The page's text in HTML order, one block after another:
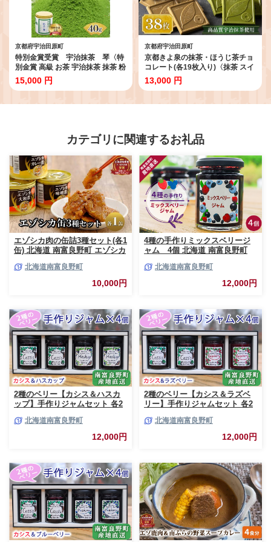
京都府宇治田原町
特別金賞受賞 宇治抹茶 琴〈特
別金賞 高級 お茶 宇治抹茶 抹茶 粉
末 緑茶 茶道 お抹茶 濃茶 薄茶 飲
料〉 飲料類
15,000 円
京都府宇治田原町
京都きよ泉の抹茶・ほうじ茶チョ
コレート(各19枚入り)〈抹茶 スイ
ーツ お菓子 スイーツ ギフト 宇治
抹茶 抹茶 ほうじ茶 チョコ デザー
コレート〉
13,000 円
カテゴリに関連するお礼品
エゾシカ肉の缶詰3種セット(各1
缶) 北海道 南富良野町 エゾシカ
合せ ジビエ 加工品 北海道産 国
産 おつまみ おかず 高たんぱく
低脂肪 鉄分 カレー 味噌 食べや
北海道南富良野町
10,000円
4種の手作りミックスベリージ
ャム 4個 北海道 南富良野町
合せ ブルーベリー てんさい糖
酸味 甘味 香り 甘酸っぱい 美味
北海道南富良野町
12,000円
2種のベリー【カシス＆ハスカ
ップ】手作りジャムセット 各2
シス ハスカップ ソース 果実 て
んさい糖 無農薬 ポリフェノー
北海道南富良野町
12,000円
2種のベリー【カシス＆ラズベ
リー】手作りジャムセット 各2
リー カシス ラズベリー ソース
果実 てんさい糖 無農薬
北海道南富良野町
12,000円